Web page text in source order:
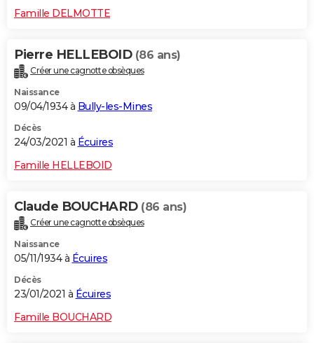
Famille DELMOTTE
Pierre HELLEBOID (86 ans)
Créer une cagnotte obsèques
Naissance
09/04/1934 à Bully-les-Mines
Décès
24/03/2021 à Écuires
Famille HELLEBOID
Claude BOUCHARD (86 ans)
Créer une cagnotte obsèques
Naissance
05/11/1934 à Écuires
Décès
23/01/2021 à Écuires
Famille BOUCHARD